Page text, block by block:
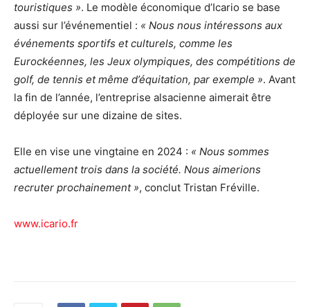
touristiques ». Le modèle économique d’Icario se base
aussi sur l’événementiel : « Nous nous intéressons aux
événements sportifs et culturels, comme les
Eurockéennes, les Jeux olympiques, des compétitions de
golf, de tennis et même d’équitation, par exemple ». Avant
la fin de l’année, l’entreprise alsacienne aimerait être
déployée sur une dizaine de sites.
Elle en vise une vingtaine en 2024 : « Nous sommes
actuellement trois dans la société. Nous aimerions
recruter prochainement », conclut Tristan Fréville.
www.icario.fr